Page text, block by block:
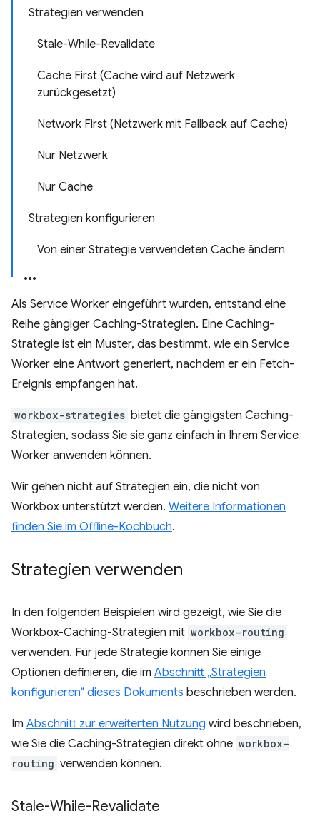
Strategien verwenden
Stale-While-Revalidate
Cache First (Cache wird auf Netzwerk
zurückgesetzt)
Network First (Netzwerk mit Fallback auf Cache)
Nur Netzwerk
Nur Cache
Strategien konfigurieren
Von einer Strategie verwendeten Cache ändern
Als Service Worker eingeführt wurden, entstand eine
Reihe gängiger Caching-Strategien. Eine Caching-
Strategie ist ein Muster, das bestimmt, wie ein Service
Worker eine Antwort generiert, nachdem er ein Fetch-
Ereignis empfangen hat.
workbox-strategies bietet die gängigsten Caching-
Strategien, sodass Sie sie ganz einfach in Ihrem Service
Worker anwenden können.
Wir gehen nicht auf Strategien ein, die nicht von
Workbox unterstützt werden. Weitere Informationen
finden Sie im Offline-Kochbuch.
Strategien verwenden
In den folgenden Beispielen wird gezeigt, wie Sie die
Workbox-Caching-Strategien mit workbox-routing
verwenden. Für jede Strategie können Sie einige
Optionen definieren, die im Abschnitt „Strategien
konfigurieren“ dieses Dokuments beschrieben werden.
Im Abschnitt zur erweiterten Nutzung wird beschrieben,
wie Sie die Caching-Strategien direkt ohne workbox-
routing verwenden können.
Stale-While-Revalidate